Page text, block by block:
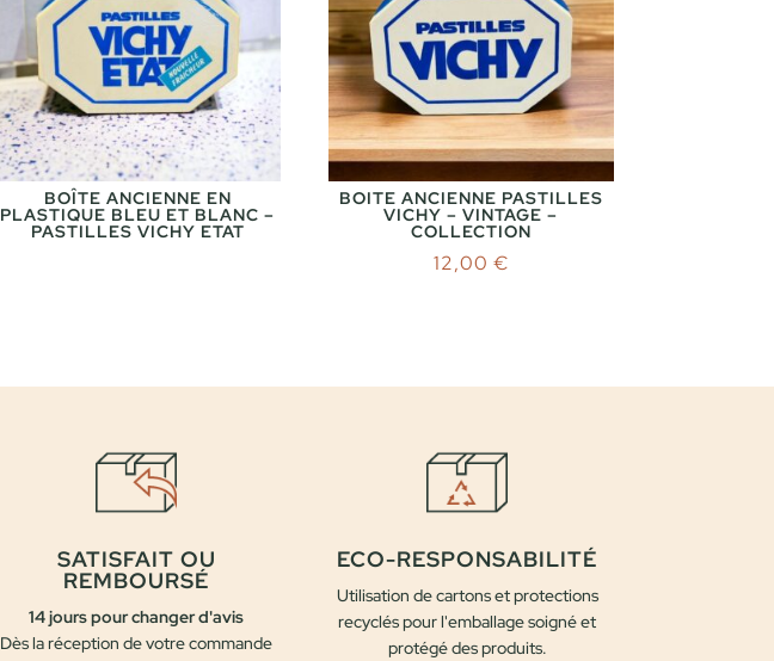
BOÎTE ANCIENNE EN
PLASTIQUE BLEU ET BLANC –
PASTILLES VICHY ETAT
BOITE ANCIENNE PASTILLES
VICHY – VINTAGE –
COLLECTION
12,00 €
SATISFAIT OU
REMBOURSÉ
14 jours pour changer d'avis
Dès la réception de votre commande
ECO-RESPONSABILITÉ
Utilisation de cartons et protections
recyclés pour l'emballage soigné et
protégé des produits.